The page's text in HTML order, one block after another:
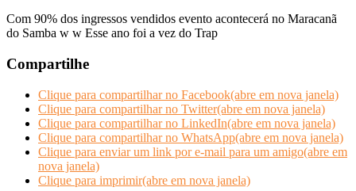
Com 90% dos ingressos vendidos evento acontecerá no Maracanã
do Samba w w Esse ano foi a vez do Trap
Compartilhe
Clique para compartilhar no Facebook(abre em nova janela)
Clique para compartilhar no Twitter(abre em nova janela)
Clique para compartilhar no LinkedIn(abre em nova janela)
Clique para compartilhar no WhatsApp(abre em nova janela)
Clique para enviar um link por e-mail para um amigo(abre em
nova janela)
Clique para imprimir(abre em nova janela)